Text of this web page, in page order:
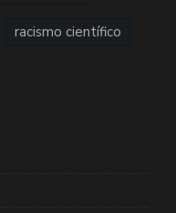
racismo científico